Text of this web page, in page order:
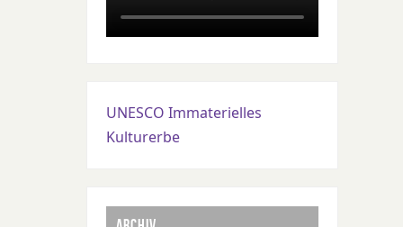
UNESCO Immaterielles
Kulturerbe